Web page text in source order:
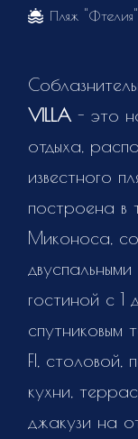
Пляж
VILLA- это
отдыха,
известного
построена в
Миконоса,
гостиной с 1
спутниковым
FI, столовой,
кухни,
джакузи на